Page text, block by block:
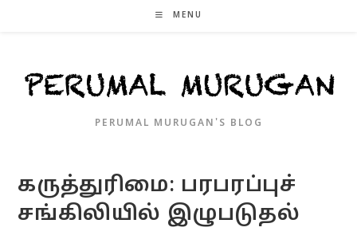
MENU
PERUMAL MURUGAN'S BLOG
கருத்துரிமை: பரபரப்புச்
சங்கிலியில் இழுபடுதல்